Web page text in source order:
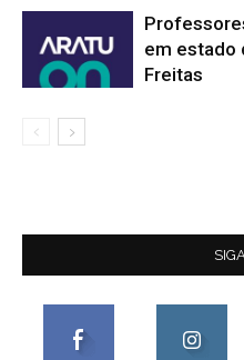
em estado
Freitas